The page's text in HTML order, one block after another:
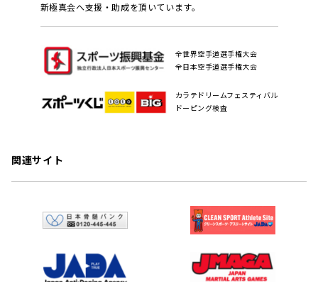
新極真会へ支援・助成を頂いています。
全世界空手道選手権大会
全日本空手道選手権大会
カラテドリームフェスティバル
ドーピング検査
関連サイト